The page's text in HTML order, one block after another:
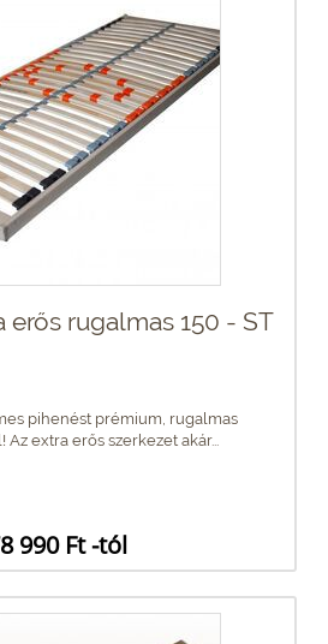
erős rugalmas 150 - ST
pihenést prémium, rugalmas
extra erős szerkezet akár...
990 Ft -tól